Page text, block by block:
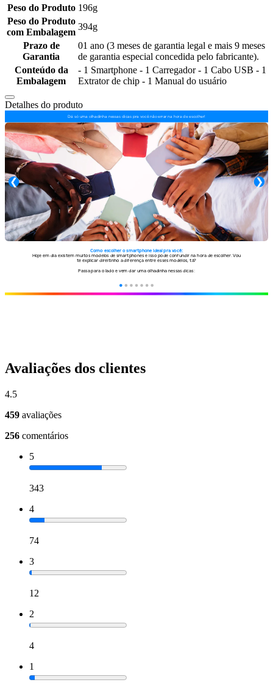
Peso do Produto 196g
Peso do Produto
com Embalagem
394g
Prazo de
Garantia
01 ano (3 meses de garantia legal e mais 9 meses
de garantia especial concedida pelo fabricante).
Conteúdo da
Embalagem
- 1 Smartphone - 1 Carregador - 1 Cabo USB - 1
Extrator de chip - 1 Manual do usuário
Detalhes do produto
Avaliações dos clientes
4.5
459 avaliações
256 comentários
5
343
4
74
3
12
2
4
1